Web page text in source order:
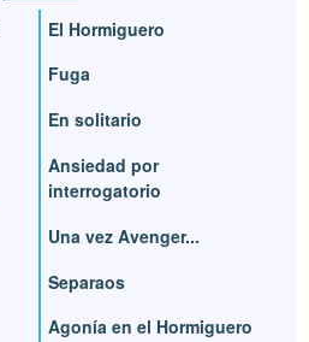
El Hormiguero
Fuga
En solitario
Ansiedad por
interrogatorio
Una vez Avenger...
Separaos
Agonía en el Hormiguero